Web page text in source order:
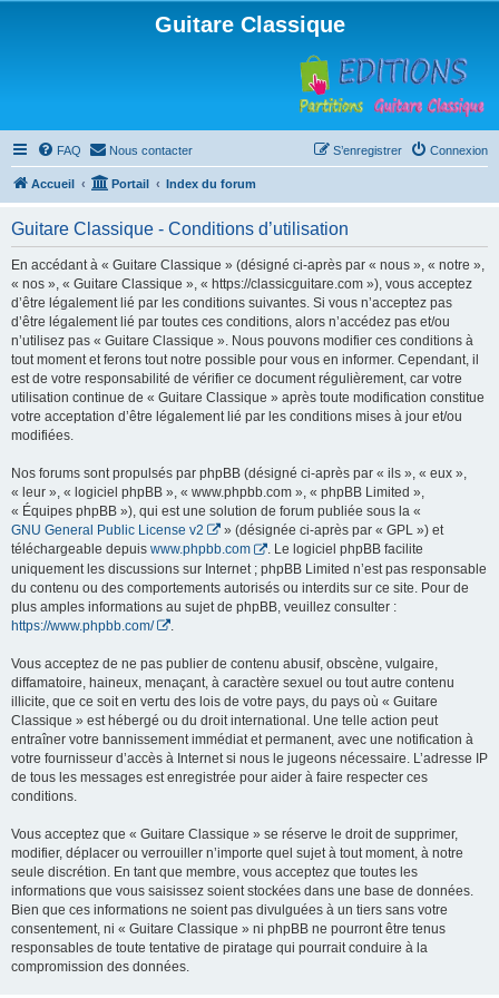
Guitare Classique
FAQ Nous contacter Connexion
S’enregistrer
Accueil Portail Index du forum
Guitare Classique - Conditions d’utilisation
En accédant à « Guitare Classique » (désigné ci-après par « nous », « notre »,
« nos », « Guitare Classique », « https://classicguitare.com »), vous acceptez
d’être légalement lié par les conditions suivantes. Si vous n’acceptez pas
d’être légalement lié par toutes ces conditions, alors n’accédez pas et/ou
n’utilisez pas « Guitare Classique ». Nous pouvons modifier ces conditions à
tout moment et ferons tout notre possible pour vous en informer. Cependant, il
est de votre responsabilité de vérifier ce document régulièrement, car votre
utilisation continue de « Guitare Classique » après toute modification constitue
votre acceptation d’être légalement lié par les conditions mises à jour et/ou
modifiées.
Nos forums sont propulsés par phpBB (désigné ci-après par « ils », « eux »,
« leur », « logiciel phpBB », « www.phpbb.com », « phpBB Limited »,
« Équipes phpBB »), qui est une solution de forum publiée sous la «
GNU General Public License v2
» (désignée ci-après par « GPL ») et
téléchargeable depuis www.phpbb.com
. Le logiciel phpBB facilite
uniquement les discussions sur Internet ; phpBB Limited n’est pas responsable
du contenu ou des comportements autorisés ou interdits sur ce site. Pour de
plus amples informations au sujet de phpBB, veuillez consulter :
https://www.phpbb.com/
Vous acceptez de ne pas publier de contenu abusif, obscène, vulgaire,
diffamatoire, haineux, menaçant, à caractère sexuel ou tout autre contenu
illicite, que ce soit en vertu des lois de votre pays, du pays où « Guitare
Classique » est hébergé ou du droit international. Une telle action peut
entraîner votre bannissement immédiat et permanent, avec une notification à
votre fournisseur d’accès à Internet si nous le jugeons nécessaire. L’adresse IP
de tous les messages est enregistrée pour aider à faire respecter ces
conditions.
Vous acceptez que « Guitare Classique » se réserve le droit de supprimer,
modifier, déplacer ou verrouiller n’importe quel sujet à tout moment, à notre
seule discrétion. En tant que membre, vous acceptez que toutes les
informations que vous saisissez soient stockées dans une base de données.
Bien que ces informations ne soient pas divulguées à un tiers sans votre
consentement, ni « Guitare Classique » ni phpBB ne pourront être tenus
responsables de toute tentative de piratage qui pourrait conduire à la
compromission des données.